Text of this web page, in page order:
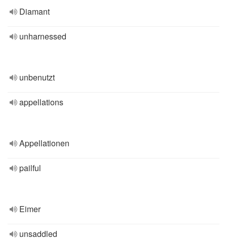
Diamant
unharnessed
unbenutzt
appellations
Appellationen
pailful
Eimer
unsaddled